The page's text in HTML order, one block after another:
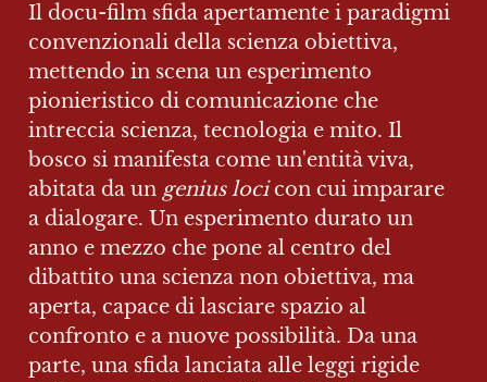
Il docu-film sfida apertamente i paradigmi
convenzionali della scienza obiettiva,
mettendo in scena un esperimento
pionieristico di comunicazione che
intreccia scienza, tecnologia e mito. Il
bosco si manifesta come un'entità viva,
abitata da un genius loci con cui imparare
a dialogare. Un esperimento durato un
anno e mezzo che pone al centro del
dibattito una scienza non obiettiva, ma
aperta, capace di lasciare spazio al
confronto e a nuove possibilità. Da una
parte, una sfida lanciata alle leggi rigide